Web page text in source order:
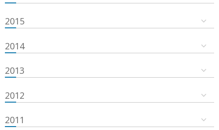
2015
2014
2013
2012
2011